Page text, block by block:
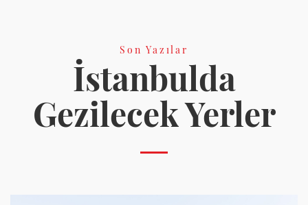
Son Yazılar
İstanbulda
Gezilecek Yerler